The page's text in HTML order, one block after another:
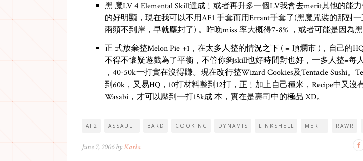
黑 魔LV 4 Elemental Skill達成﹗或者再升多一個LV我會去merit其他的能
的好明顯，現在我可以不用AF1 手套而用Errant手套了(黑魔咒裝的那對
兩頭不到岸，早就塵封了) 。昨晚miss 率大概得7-8% ，或者可能是因為
正 式放棄整Melon Pie +1，在太多人整的情況之下 ( = 頂爛市 )，自己的
不得不懷疑遊戲為了平衡，不管你夠skill也好時間對也好，一多人整=每
，40-50k一打實在沒得賺。現在改行整Wizard Cookies及Tentacle Sushi。
到60k，又易HQ，10打材料整到12打，正﹗加上自己種米，Recipe中又沒
Wasabi，才可以壓到一打15k成 本，實在是壽司中的極品 XD。
AF2 ASSAULT BARD COOKING DYNAMIS LINKSHELL MERIT RAWR
June 7, 2006 byKarla